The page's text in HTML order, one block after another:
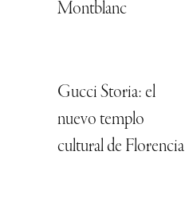
Montblanc
Gucci Storia: el
nuevo templo
cultural de Florencia